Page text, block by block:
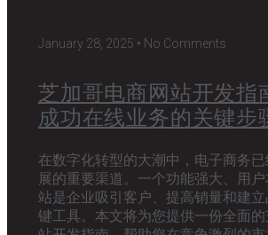
January 28, 2025 No Comments
芝加哥电商网站开发指
成功在线业务的关键步
在数字化转型的大潮中，电子商务
展的重要渠道。一个功能强大、用
站是企业吸引客户、提高销量和建
键工具。本文将为您提供一份全面